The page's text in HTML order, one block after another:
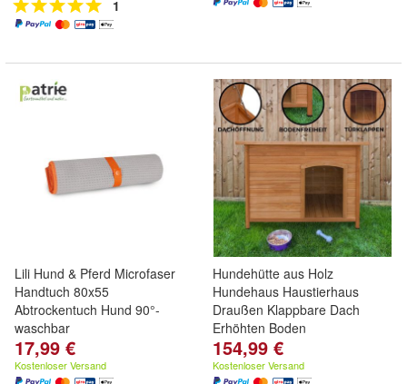
1
Lili Hund & Pferd Microfaser
Handtuch 80x55
Abtrockentuch Hund 90°-
waschbar
17,99 €
Kostenloser Versand
Hundehütte aus Holz
Hundehaus Haustierhaus
Draußen Klappbare Dach
Erhöhten Boden
154,99 €
Kostenloser Versand